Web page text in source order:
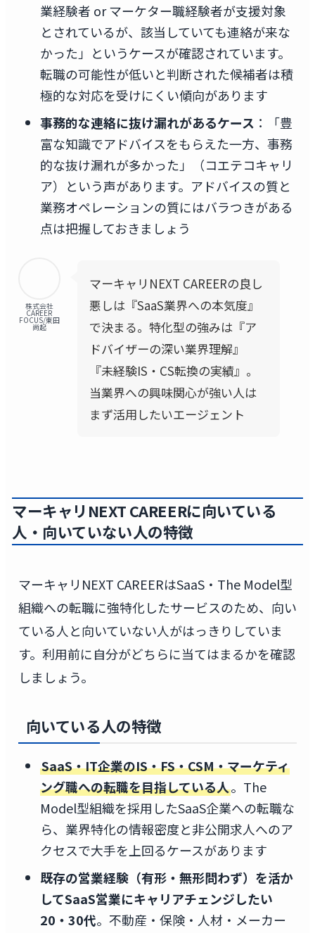
業経験者 or マーケター職経験者が支援対象
とされているが、該当していても連絡が来な
かった」というケースが確認されています。
転職の可能性が低いと判断された候補者は積
極的な対応を受けにくい傾向があります
事務的な連絡に抜け漏れがあるケース ：「豊
富な知識でアドバイスをもらえた一方、事務
的な抜け漏れが多かった」（コエテコキャリ
ア）という声があります。アドバイスの質と
業務オペレーションの質にはバラつきがある
点は把握しておきましょう
株式会社
CAREER
FOCUS/東田
尚起
マーキャリNEXT CAREERの良し
悪しは『SaaS業界への本気度』
で決まる。特化型の強みは『ア
ドバイザーの深い業界理解』
『未経験IS・CS転換の実績』。
当業界への興味関心が強い人は
まず活用したいエージェント
マーキャリNEXT CAREERに向いている
人・向いていない人の特徴
マーキャリNEXT CAREERはSaaS・The Model型
組織への転職に強特化したサービスのため、向い
ている人と向いていない人がはっきりしていま
す。利用前に自分がどちらに当てはまるかを確認
しましょう。
向いている人の特徴
SaaS・IT企業のIS・FS・CSM・マーケティ
ング職への転職を目指している人。The
Model型組織を採用したSaaS企業への転職な
ら、業界特化の情報密度と非公開求人へのア
クセスで大手を上回るケースがあります
既存の営業経験（有形・無形問わず）を活か
してSaaS営業にキャリアチェンジしたい
20・30代。不動産・保険・人材・メーカー